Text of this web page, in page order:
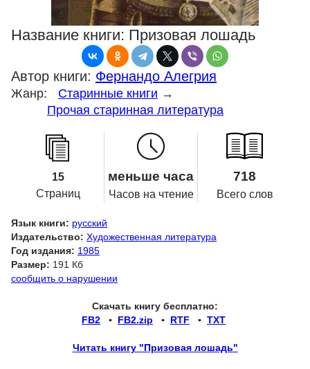
Название книги: Призовая лошадь
Автор книги: Фернандо Алегрия
Жанр: Старинные книги →
Прочая старинная литература
15
Страниц
меньше часа
Часов на чтение
718
Всего слов
Язык книги: русский
Издательство: Художественная литература
Год издания: 1985
Размер: 191 Кб
сообщить о нарушении
Скачать книгу бесплатно:
FB2 ▪ FB2.zip ▪ RTF ▪ TXT
Читать книгу "Призовая лошадь"